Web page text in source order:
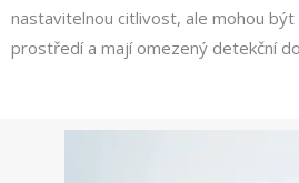
nastavitelnou citlivost, ale mohou
prostředí a mají omezený detekční